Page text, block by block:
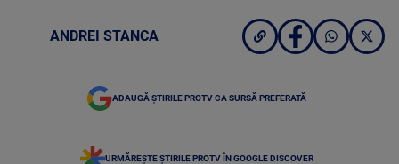
ANDREI STANCA
ADAUGĂ ȘTIRILE PROTV CA SURSĂ PREFERATĂ
URMĂREȘTE ȘTIRILE PROTV ÎN GOOGLE DISCOVER